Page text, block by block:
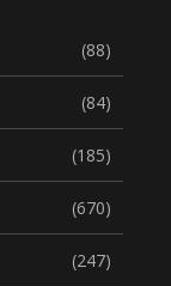
(88)
(84)
(185)
(670)
(247)